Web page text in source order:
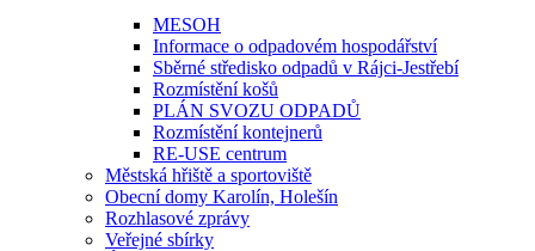
MESOH
Informace o odpadovém hospodářství
Sběrné středisko odpadů v Rájci-Jestřebí
Rozmístění košů
PLÁN SVOZU ODPADŮ
Rozmístění kontejnerů
RE-USE centrum
Městská hřiště a sportoviště
Obecní domy Karolín, Holešín
Rozhlasové zprávy
Veřejné sbírky